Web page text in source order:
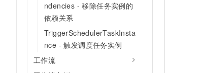
ndencies - 移除任务实例的
依赖关系
TriggerSchedulerTaskInsta
nce - 触发调度任务实例
工作流